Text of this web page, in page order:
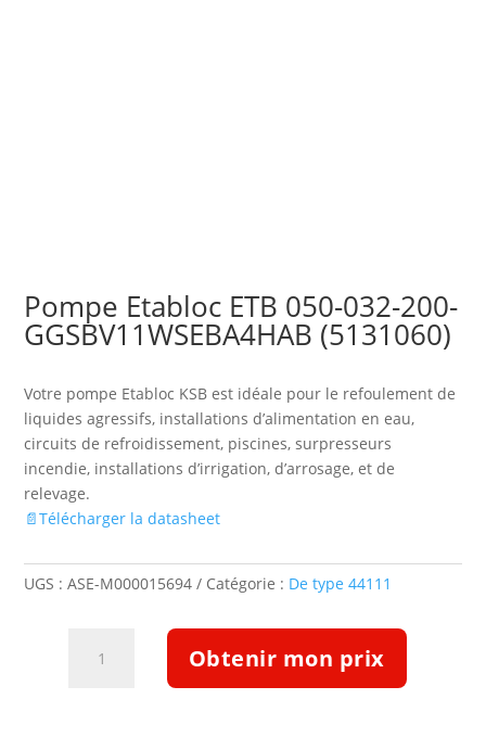
Pompe Etabloc ETB 050-032-200-
GGSBV11WSEBA4HAB (5131060)
Votre pompe Etabloc KSB est idéale pour le refoulement de
liquides agressifs, installations d’alimentation en eau,
circuits de refroidissement, piscines, surpresseurs
incendie, installations d’irrigation, d’arrosage, et de
relevage.
📄Télécharger la datasheet
UGS :ASE-M000015694 Catégorie : De type 44111
Obtenir mon prix